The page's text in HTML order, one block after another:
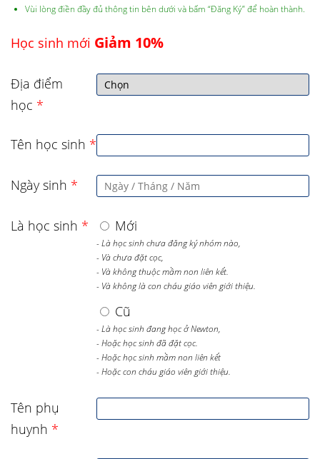
Vùi lòng điền đầy đủ thông tin bên dưới và bấm “Đăng Ký” để hoàn thành.
Học sinh mới Giảm 10%
Địa điểm
học *
Tên học sinh *
Ngày sinh *
Là học sinh * Mới
- Là học sinh chưa đăng ký nhóm nào,
- Và chưa đặt cọc,
- Và không thuộc mầm non liên kết.
- Và không là con cháu giáo viên giới thiệu.
Cũ
- Là học sinh đang học ở Newton,
- Hoặc học sinh đã đặt cọc.
- Hoặc học sinh mầm non liên kết
- Hoặc con cháu giáo viên giới thiệu.
Tên phụ
huynh *